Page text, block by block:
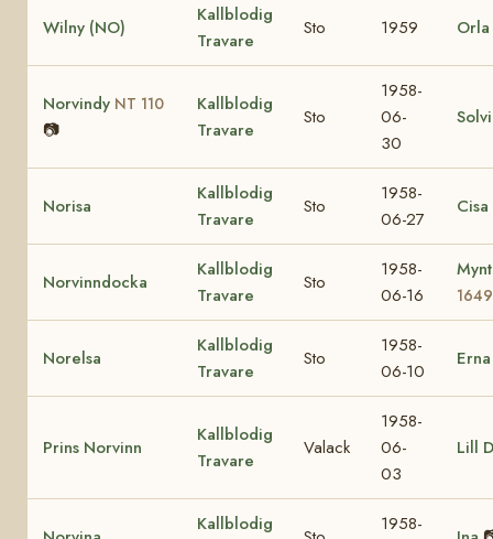
Wilny (NO)
Kallblodig
Travare
Sto 1959
Norvindy NT 110
📷
Kallblodig
Travare
Sto
1958-
06-
30
Norisa
Kallblodig
Travare
Sto
1958-
06-27
Cisa
Norvinndocka
Kallblodig
Travare
Sto
1958-
06-16
Norelsa
Kallblodig
Travare
Sto
1958-
06-10
Prins Norvinn
Kallblodig
Travare
Valack
1958-
06-
03
Lill
Kallblodig
1958-